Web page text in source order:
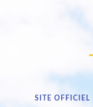
SITE OFFICIEL